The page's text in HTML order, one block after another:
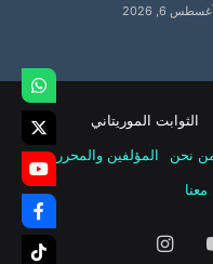
6, 2026
نحن
المؤلفين والمحررين
‫YouTubeانستقرام